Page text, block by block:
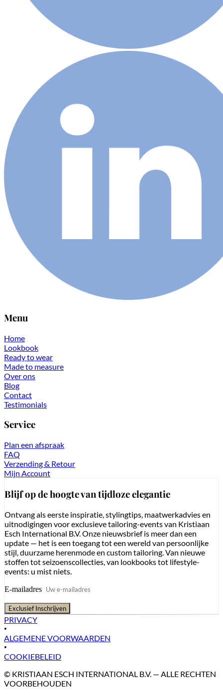
Menu
Home
Lookbook
Ready to wear
Made to measure
Over ons
Blog
Contact
Testimonials
Service
Plan een afspraak
FAQ
Verzending & Retour
Mijn Account
Blijf op de hoogte van tijdloze elegantie
Ontvang als eerste inspiratie, stylingtips, maatwerkadvies en
uitnodigingen voor exclusieve tailoring-events van Kristiaan
Esch International B.V. Onze nieuwsbrief is meer dan een
update — het is een toegang tot een wereld van persoonlijke
stijl, duurzame herenmode en custom tailoring. Van nieuwe
stoffen tot seizoenscollecties, van lookbooks tot lifestyle-
events: u mist niets.
E-mailadres
Exclusief Inschrijven
PRIVACY
•
ALGEMENE VOORWAARDEN
•
COOKIEBELEID
© KRISTIAAN ESCH INTERNATIONAL B.V. — ALLE RECHTEN
VOORBEHOUDEN